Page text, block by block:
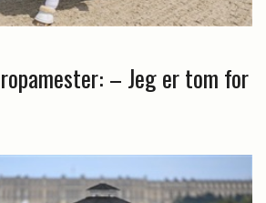
– Jeg er tom for